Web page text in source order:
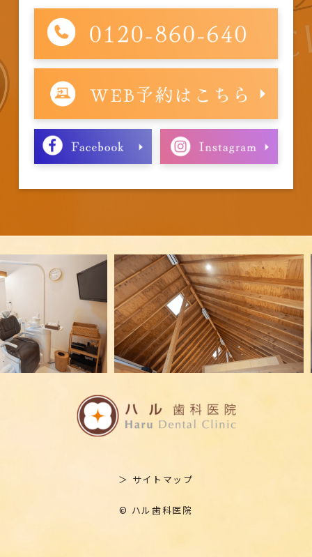
＞ サイトマップ
© ハル歯科医院